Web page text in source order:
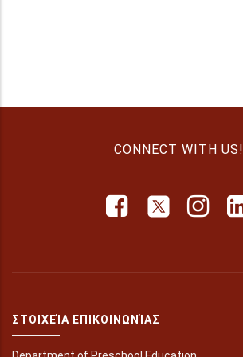
CONNECT WITH US!
ΣΤΟΙΧΕΊΑ ΕΠΙΚΟΙΝΩΝΊΑΣ